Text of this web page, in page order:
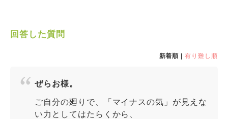
回答した質問
新着順 |有り難し順
ぜらお様。
ご自分の廻りで、「マイナスの気」が見えな
い力としてはたらくから、